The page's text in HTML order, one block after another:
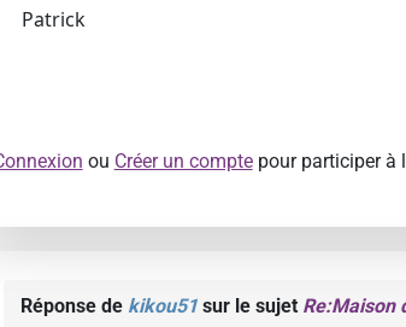
Patrick
ou Créer un comptepour participer à
Réponse de kikou51sur le sujet Re:Maison